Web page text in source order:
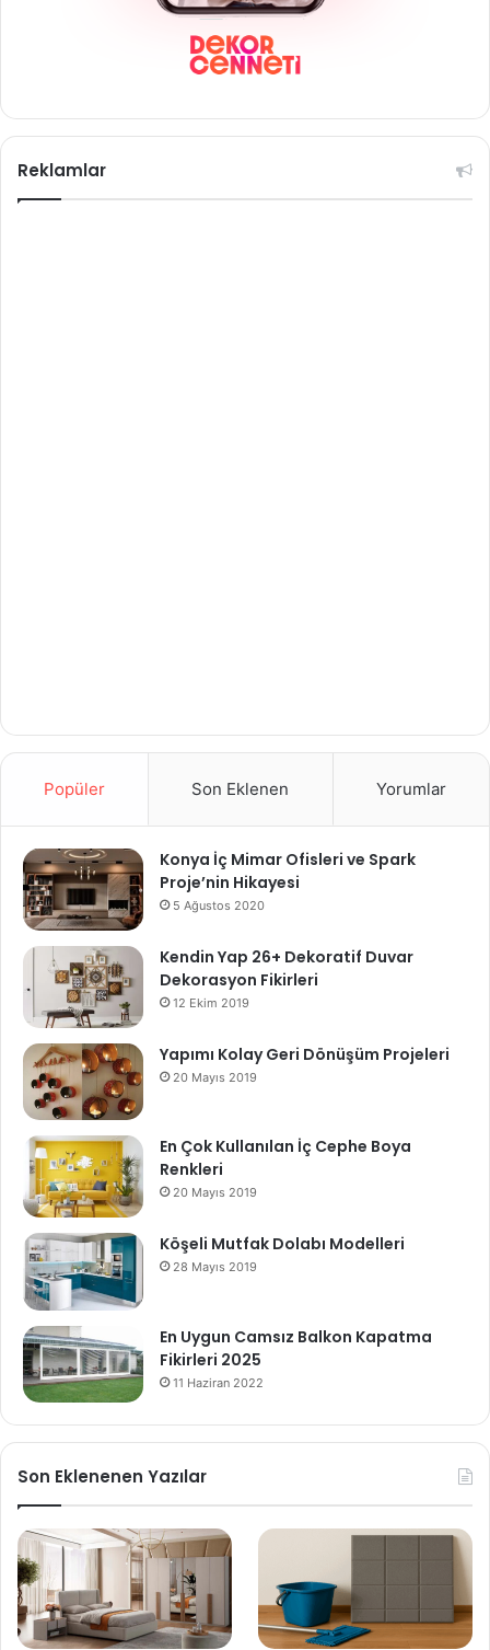
Reklamlar
Popüler Son Eklenen Yorumlar
Konya İç Mimar Ofisleri ve Spark
Proje’nin Hikayesi
5 Ağustos 2020
Kendin Yap 26+ Dekoratif Duvar
Dekorasyon Fikirleri
12 Ekim 2019
Yapımı Kolay Geri Dönüşüm Projeleri
20 Mayıs 2019
En Çok Kullanılan İç Cephe Boya
Renkleri
20 Mayıs 2019
Köşeli Mutfak Dolabı Modelleri
28 Mayıs 2019
En Uygun Camsız Balkon Kapatma
Fikirleri 2025
11 Haziran 2022
Son Eklenenen Yazılar